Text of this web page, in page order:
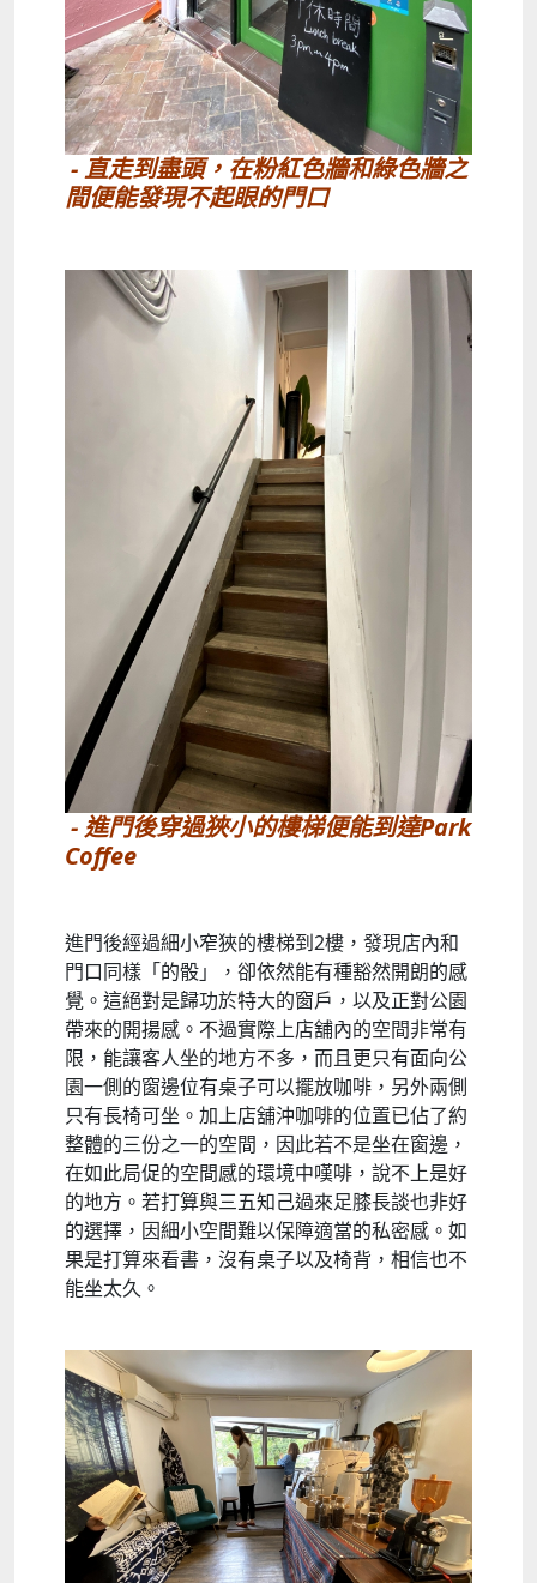
- 直走到盡頭，在粉紅色牆和綠色牆之
間便能發現不起眼的門口
- 進門後穿過狹小的樓梯便能到達Park
Coffee
進門後經過細小窄狹的樓梯到2樓，發現店內和
門口同樣「的骰」，卻依然能有種豁然開朗的感
覺。這絕對是歸功於特大的窗戶，以及正對公園
帶來的開揚感。不過實際上店舖內的空間非常有
限，能讓客人坐的地方不多，而且更只有面向公
園一側的窗邊位有桌子可以擺放咖啡，另外兩側
只有長椅可坐。加上店舖沖咖啡的位置已佔了約
整體的三份之一的空間，因此若不是坐在窗邊，
在如此局促的空間感的環境中嘆啡，說不上是好
的地方。若打算與三五知己過來足膝長談也非好
的選擇，因細小空間難以保障適當的私密感。如
果是打算來看書，沒有桌子以及椅背，相信也不
能坐太久。